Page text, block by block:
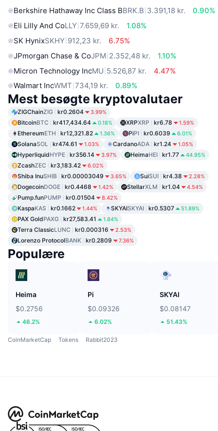
Berkshire Hathaway Inc Class BBRK.B 3.391,18 kr.
0.90%
Eli Lilly And CoLLY 7.659,69 kr.
1.08%
SK HynixSKHY 912,23 kr.
6.75%
JPmorgan Chase & CoJPM 2.352,48 kr.
1.10%
Micron Technology IncMU 5.526,87 kr.
4.47%
Walmart IncWMT 734,19 kr. 0.89%
Mest besøgte kryptovalutaer
ZIGChainZIG kr0.2604 3.99%
BitcoinBTC kr417,434.64 0.18% XRPXRP kr6.78 1.59%
EthereumETH kr12,321.82 1.36% PiPI kr0.6039 6.01%
SolanaSOL kr474.61 1.03% CardanoADA kr1.24 1.05%
HyperliquidHYPE kr356.14 3.97% HeimaHEI kr1.77 44.95%
ZcashZEC kr3,183.42 6.02%
Shiba InuSHIB kr0.00003049 3.65% SuiSUI kr4.38 2.28%
DogecoinDOGE kr0.4468 1.42% StellarXLM kr1.04 4.54%
Pump.funPUMP kr0.01504 8.42%
KaspaKAS kr0.1662 1.44% SKYAISKYAI kr0.5307 51.89%
PAX GoldPAXG kr27,583.41 1.84%
Terra ClassicLUNC kr0.000316 2.53%
Lorenzo ProtocolBANK kr0.2809 7.36%
Populære
Heima
$0.2756
46.2%
Pi
$0.09326
6.02%
SKYAI
$0.08147
51.43%
CoinMarketCap Tokens Rabbit2023